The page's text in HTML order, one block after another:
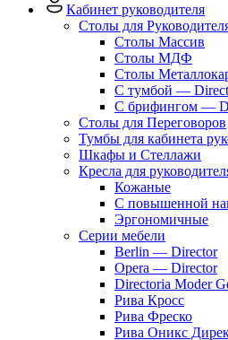
Кабинет руководителя
Столы для
Столы Массив
Столы МДФ
Столы
С тумбой —
C брифингом —
Столы для Переговоров
Тумбы для кабинета
Шкафы и Стеллажи
Кресла для
Кожаные
С повышенной
Эргономичные
Серии мебели
Berlin — Director
Opera — Director
Directoria Moder
Рива Кросс
Рива Фреско
Рива Оникс